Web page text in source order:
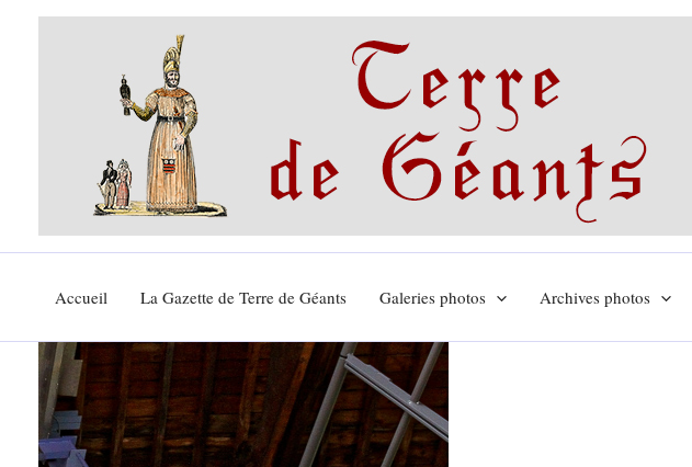
Accueil La Gazette de Terre de Géants Galeries photos Archives photos